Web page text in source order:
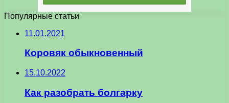
Популярные статьи
11.01.2021
Коровяк обыкновенный
15.10.2022
Как разобрать болгарку